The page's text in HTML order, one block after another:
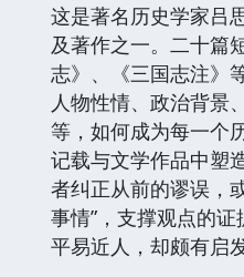
这是著名历史学家吕
及著作之一。二十篇
志》、《三国志注》
人物性情、政治背景
等，如何成为每一个
记载与文学作品中塑
者纠正从前的谬误，
事情”，支撑观点的
平易近人，却颇有启